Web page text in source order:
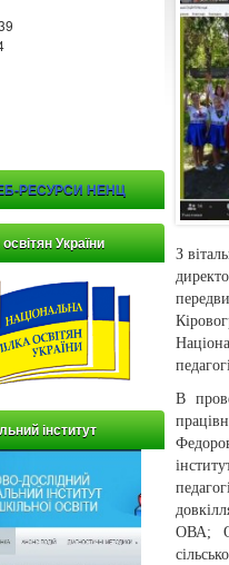
РЕСУРСИ НЕНЦ
України
інститут
З
В
ОВА;